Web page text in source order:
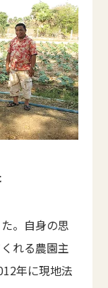
。自身の思
れる農園主
年に現地法